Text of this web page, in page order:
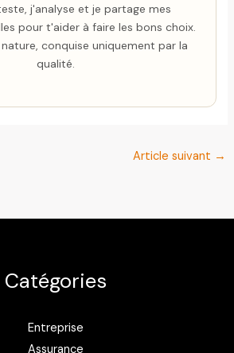
j'analyse et je partage mes
pour t'aider à faire les bons choix.
conquise uniquement par la
qualité.
Article suivant →
Catégories
Entreprise
Assurance